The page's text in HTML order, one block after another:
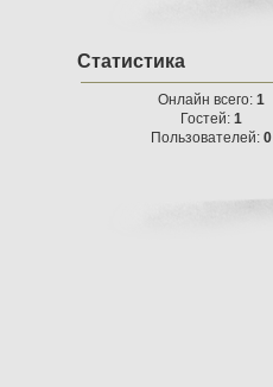
Статистика
Онлайн всего: 1
Гостей: 1
Пользователей: 0